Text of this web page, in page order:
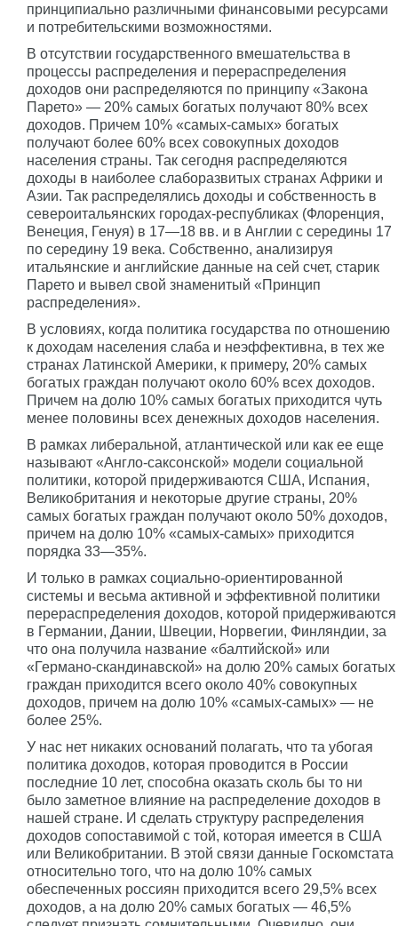
принципиально различными финансовыми ресурсами
и потребительскими возможностями.
В отсутствии государственного вмешательства в
процессы распределения и перераспределения
доходов они распределяются по принципу «Закона
Парето» — 20% самых богатых получают 80% всех
доходов. Причем 10% «самых-самых» богатых
получают более 60% всех совокупных доходов
населения страны. Так сегодня распределяются
доходы в наиболее слаборазвитых странах Африки и
Азии. Так распределялись доходы и собственность в
североитальянских городах-республиках (Флоренция,
Венеция, Генуя) в 17—18 вв. и в Англии с середины 17
по середину 19 века. Собственно, анализируя
итальянские и английские данные на сей счет, старик
Парето и вывел свой знаменитый «Принцип
распределения».
В условиях, когда политика государства по отношению
к доходам населения слаба и неэффективна, в тех же
странах Латинской Америки, к примеру, 20% самых
богатых граждан получают около 60% всех доходов.
Причем на долю 10% самых богатых приходится чуть
менее половины всех денежных доходов населения.
В рамках либеральной, атлантической или как ее еще
называют «Англо-саксонской» модели социальной
политики, которой придерживаются США, Испания,
Великобритания и некоторые другие страны, 20%
самых богатых граждан получают около 50% доходов,
причем на долю 10% «самых-самых» приходится
порядка 33—35%.
И только в рамках социально-ориентированной
системы и весьма активной и эффективной политики
перераспределения доходов, которой придерживаются
в Германии, Дании, Швеции, Норвегии, Финляндии, за
что она получила название «балтийской» или
«Германо-скандинавской» на долю 20% самых богатых
граждан приходится всего около 40% совокупных
доходов, причем на долю 10% «самых-самых» — не
более 25%.
У нас нет никаких оснований полагать, что та убогая
политика доходов, которая проводится в России
последние 10 лет, способна оказать сколь бы то ни
было заметное влияние на распределение доходов в
нашей стране. И сделать структуру распределения
доходов сопоставимой с той, которая имеется в США
или Великобритании. В этой связи данные Госкомстата
относительно того, что на долю 10% самых
обеспеченных россиян приходится всего 29,5% всех
доходов, а на долю 20% самых богатых — 46,5%